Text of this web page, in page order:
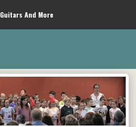
Guitars And More